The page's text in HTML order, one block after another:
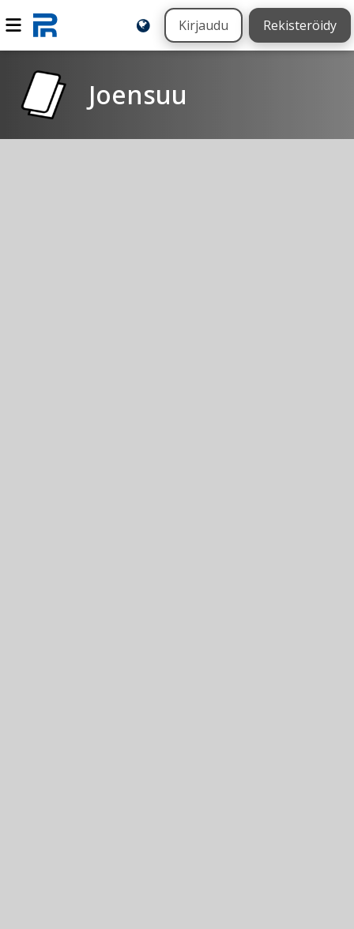
Kirjaudu Rekisteröidy
Joensuu